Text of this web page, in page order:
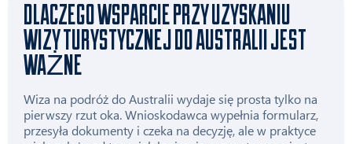
DLACZEGO WSPARCIE PRZY UZYSKANIU
WIZY TURYSTYCZNEJ DO AUSTRALII JEST
WAŻNE
Wiza na podróż do Australii wydaje się prosta tylko na
pierwszy rzut oka. Wnioskodawca wypełnia formularz,
przesyła dokumenty i czeka na decyzję, ale w praktyce